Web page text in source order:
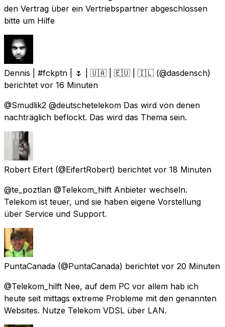
den Vertrag über ein Vertriebspartner abgeschlossen
bitte um Hilfe
Dennis | #fckptn | 🌷 | 🇺🇦 | 🇪🇺 | 🇮🇱 (@dasdensch)
berichtet vor 16 Minuten
@Smudlik2 @deutschetelekom Das wird von denen
nachträglich beflockt. Das wird das Thema sein.
Robert Eifert (@EifertRobert) berichtet vor 18 Minuten
@te_poztlan @Telekom_hilft Anbieter wechseln.
Telekom ist teuer, und sie haben eigene Vorstellung
über Service und Support.
PuntaCanada (@PuntaCanada) berichtet vor 20 Minuten
@Telekom_hilft Nee, auf dem PC vor allem hab ich
heute seit mittags extreme Probleme mit den genannten
Websites. Nutze Telekom VDSL über LAN.